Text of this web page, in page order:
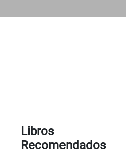
Libros
Recomendados